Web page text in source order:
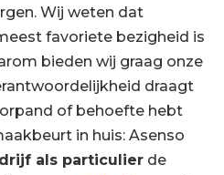
Wij weten dat
favoriete bezigheid is
bieden wij graag onze
draagt
of behoefte hebt
in huis: Asenso
als particulier de